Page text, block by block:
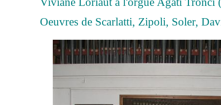
Oeuvres de Scarlatti, Zipoli, Soler,